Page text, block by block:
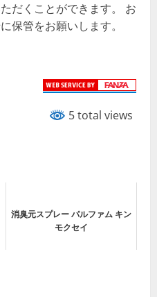
だくことができます。 お
保管をお願いします。
5 total views
消臭元スプレー パルファム キン
モクセイ